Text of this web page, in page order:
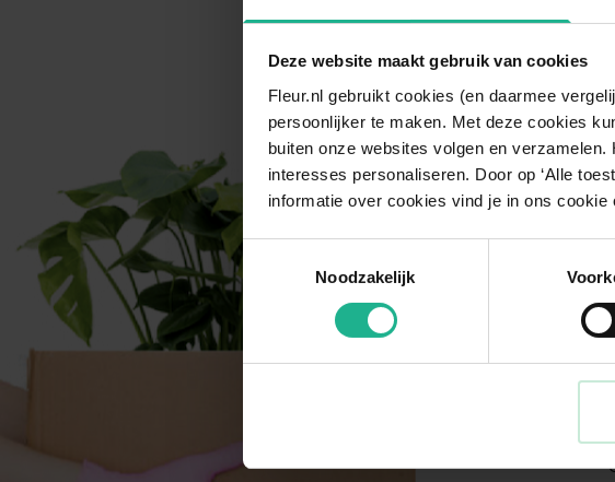
Deze website maakt gebruik van cookies
Fleur.nl gebruikt cookies (en daarmee
persoonlijker te maken. Met deze cookies
buiten onze websites volgen en
interesses personaliseren. Door op ‘Alle
informatie over cookies vind je in ons cookie
Noodzakelijk